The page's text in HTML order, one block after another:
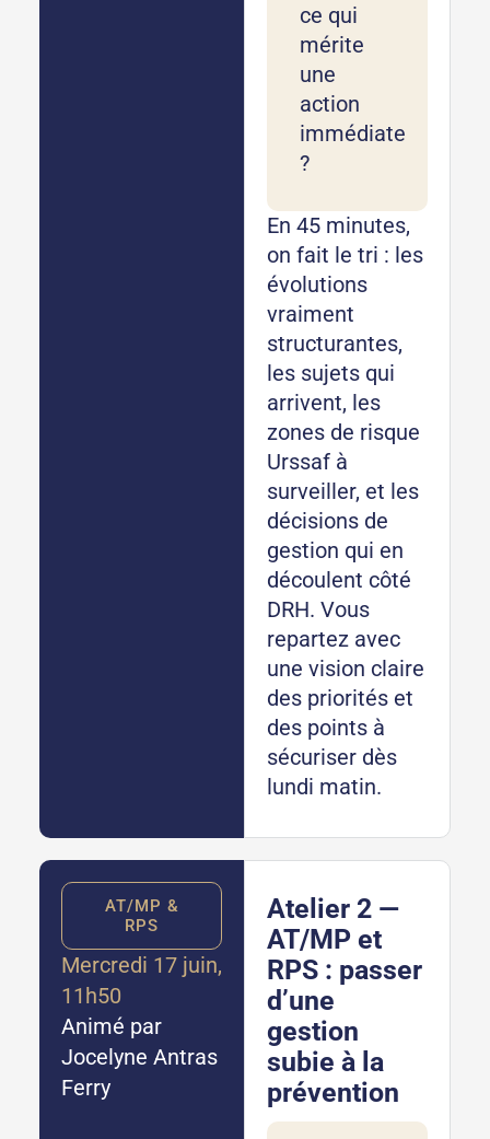
ce qui
mérite
une
action
immédiate
?
En 45 minutes,
on fait le tri : les
évolutions
vraiment
structurantes,
les sujets qui
arrivent, les
zones de risque
Urssaf à
surveiller, et les
décisions de
gestion qui en
découlent côté
DRH. Vous
repartez avec
une vision claire
des priorités et
des points à
sécuriser dès
lundi matin.
AT/MP &
RPS
Mercredi 17 juin,
11h50
Animé par
Jocelyne Antras
Ferry
Atelier 2 —
AT/MP et
RPS : passer
d’une
gestion
subie à la
prévention